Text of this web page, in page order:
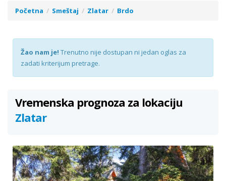
Početna Smeštaj Zlatar Brdo
Žao nam je! Trenutno nije dostupan ni jedan oglas za
zadati kriterijum pretrage.
Vremenska prognoza za lokaciju
Zlatar